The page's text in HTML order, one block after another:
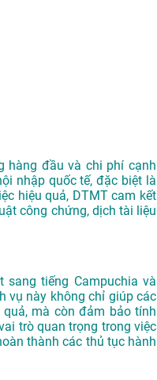
hàng đầu và chi phí cạnh
nhập quốc tế, đặc biệt là
hiệu quả, DTMT cam kết
công chứng, dịch tài liệu
tiếng Campuchia và
vụ này không chỉ giúp các
mà còn đảm bảo tính
trò quan trọng trong việc
thành các thủ tục hành